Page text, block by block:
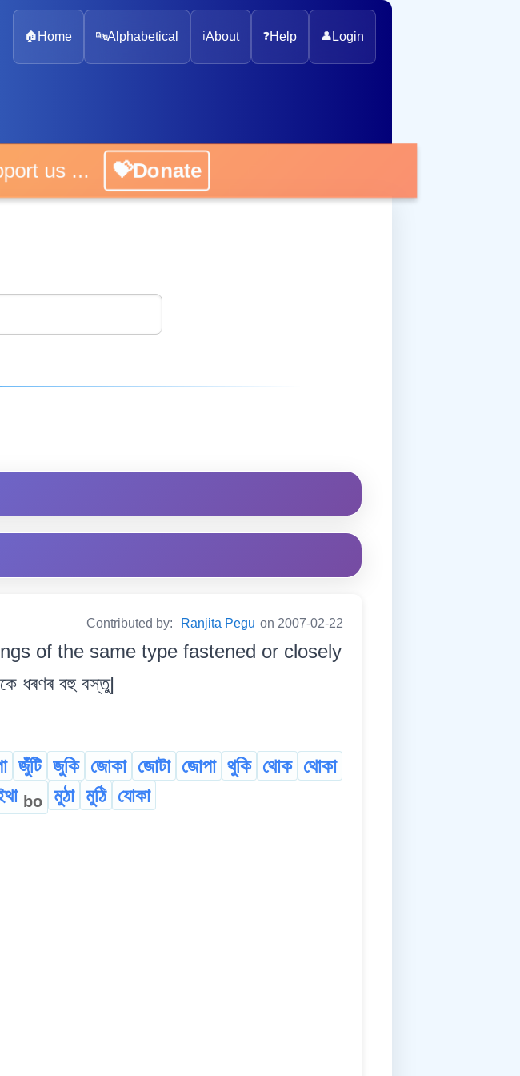
🏠 Home 🔤Alphabetical ℹ️About ❓Help 👤Login
us ... 💝Donate
Contributed by: Ranjita Pegu on 2007-02-22
of the same type fastened or closely
ধৰণৰ বহু বস্তু|
জুঁটি জুকি জোকা জোটা জোপা থুকি থোক থোকা
bo মুঠা মুঠি যোকা